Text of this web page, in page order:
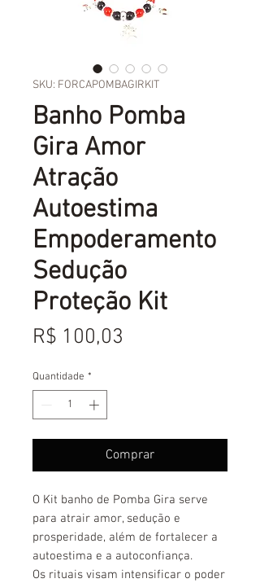
SKU: FORCAPOMBAGIRKIT
Banho Pomba
Gira Amor
Atração
Autoestima
Empoderamento
Sedução
Proteção Kit
R$ 100,03
Quantidade *
Comprar
O Kit banho de Pomba Gira serve
para atrair amor, sedução e
prosperidade, além de fortalecer a
autoestima e a autoconfiança.
Os rituais visam intensificar o poder